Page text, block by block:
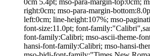
0cm 5.4pt; mso-para-margin-top:0cm;
right:0cm; mso-para-margin-
left:0cm; line-height:107%; mso-
font-size:11.0pt; font-
font-family:Calibri; mso-ascii-theme-
hansi-font-family:Calibri; mso-hansi-